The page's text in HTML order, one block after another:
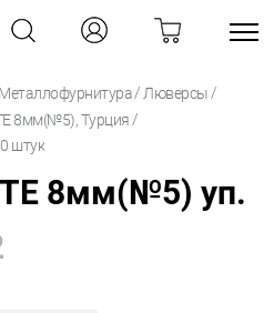
Металлофурнитура / Люверсы /
8мм(№5), Турция /
штук
8мм(№5) уп.